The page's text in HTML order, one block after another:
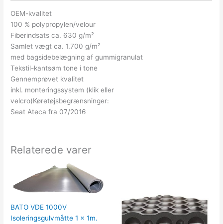
OEM-kvalitet
100 % polypropylen/velour
Fiberindsats ca. 630 g/m²
Samlet vægt ca. 1.700 g/m²
med bagsidebelægning af gummigranulat
Tekstil-kantsøm tone i tone
Gennemprøvet kvalitet
inkl. monteringssystem (klik eller
velcro)Køretøjsbegrænsninger:
Seat Ateca fra 07/2016
Relaterede varer
BATO VDE 1000V
Isoleringsgulvmåtte 1 x 1m.